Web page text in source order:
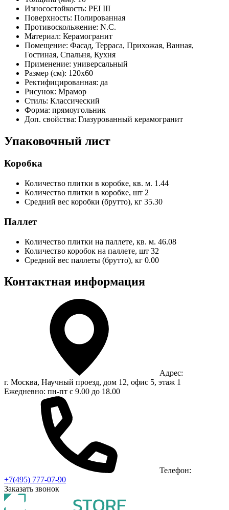
Износостойкость: PEI III
Поверхность: Полированная
Противоскольжение: N.C.
Материал: Керамогранит
Помещение: Фасад, Терраса, Прихожая, Ванная,
Гостиная, Спальня, Кухня
Применение: универсальный
Размер (см): 120x60
Ректифицированная: да
Рисунок: Мрамор
Стиль: Классический
Форма: прямоугольник
Доп. свойства: Глазурованный керамогранит
Упаковочный лист
Коробка
Количество плитки в коробке, кв. м. 1.44
Количество плитки в коробке, шт 2
Средний вес коробки (брутто), кг 35.30
Паллет
Количество плитки на паллете, кв. м. 46.08
Количество коробок на паллете, шт 32
Средний вес паллеты (брутто), кг 0.00
Контактная информация
Адрес:
г. Москва, Научный проезд, дом 12, офис 5, этаж 1
Ежедневно: пн-пт с 9.00 до 18.00
Телефон:
+7(495) 777-07-90
Заказать звонок